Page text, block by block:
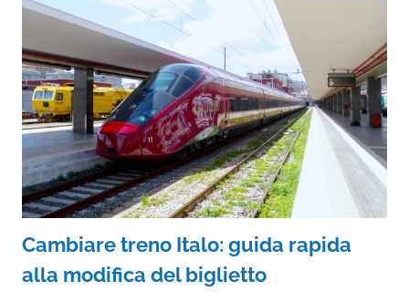
Cambiare treno Italo: guida rapida
alla modifica del biglietto